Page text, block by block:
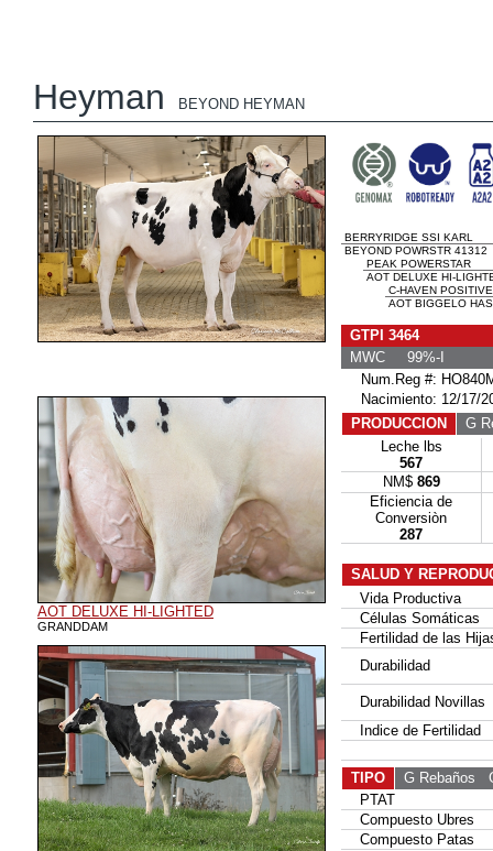
Heyman BEYOND HEYMAN
AOT DELUXE HI-LIGHTED
GRANDDAM
BERRYRIDGE SSI KARL
BEYOND POWRSTR 41312
PEAK POWERSTAR
AOT DELUXE HI-
C-HAVEN
AOT BIGGELO
GTPI 3464
MWC 99%-I
Num.Reg #:
Nacimiento: 12/17/
PRODUCCION
G
Leche lbs
567
NM$ 869
Eficiencia de
Conversiòn
287
SALUD Y
Vida Productiva
Células Somáticas
Fertilidad de las
Durabilidad
Durabilidad Novillas
Indice de Fertilidad
TIPO G Rebaños
PTAT
Compuesto Ubres
Compuesto Patas